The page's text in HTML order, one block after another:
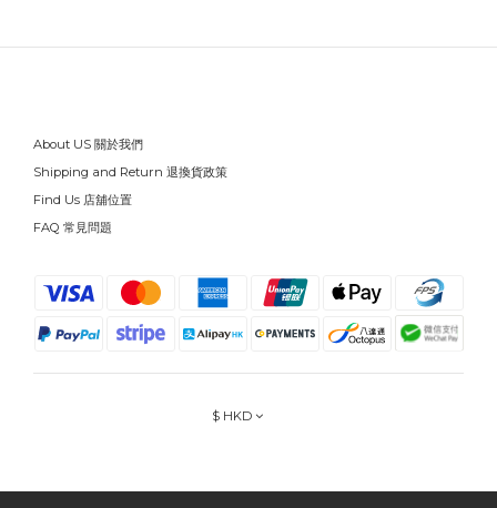
About US 關於我們
Shipping and Return 退換貨政策
Find Us 店舖位置
FAQ 常見問題
$ HKD